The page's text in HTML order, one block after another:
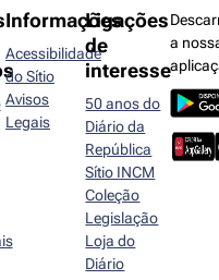
Informações
Acessibilidade
do Sítio
Avisos
Legais
Ligações
de
interesse
50 anos do
Diário da
República
Sítio INCM
Coleção
Legislação
Loja do
Diário
a